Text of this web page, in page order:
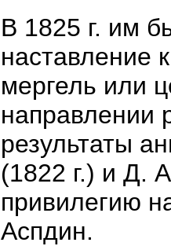
В 1825 г. им
наставление
мергель или
направлении
результаты
(1822 г.) и Д.
привилегию
Аспдин.